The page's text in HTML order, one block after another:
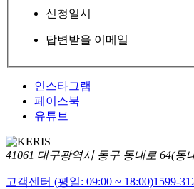
신청일시
답변받을 이메일
인스타그램
페이스북
유튜브
41061 대구광역시 동구 동내로 64(동
고객센터 (평일: 09:00 ~ 18:00)1599-